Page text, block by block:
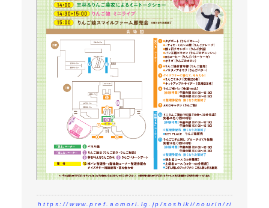
https://www.pref.aomori.lg.jp/soshiki/nourin/ri